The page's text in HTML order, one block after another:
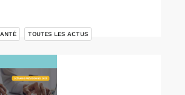
TOUTES LES ACTUS